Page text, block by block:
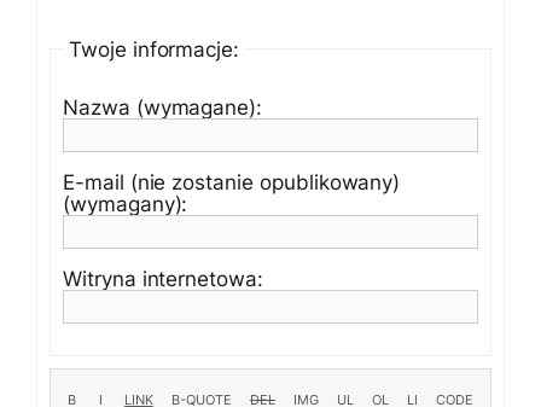
Twoje informacje:
Nazwa (wymagane):
E-mail (nie zostanie opublikowany)
(wymagany):
Witryna internetowa: